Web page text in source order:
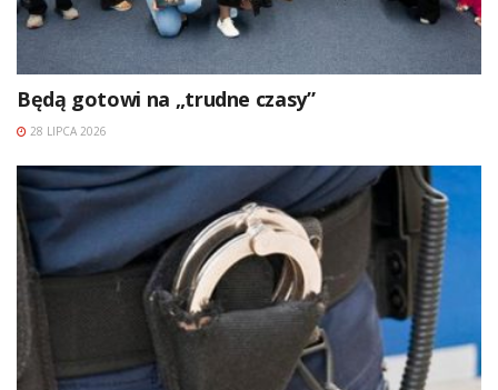
Będą gotowi na „trudne czasy”
28 LIPCA 2026